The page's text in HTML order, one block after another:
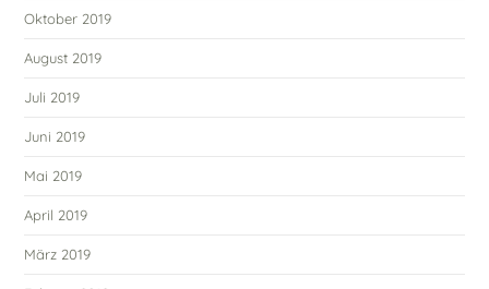
Oktober 2019
August 2019
Juli 2019
Juni 2019
Mai 2019
April 2019
März 2019